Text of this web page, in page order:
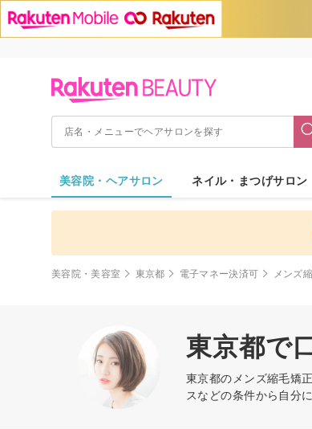
美容院・ヘアサロン ネイル・まつげサロン
美容院・美容室 東京都 電子マネー決済可 メンズ
東京都で
東京都の メンズ縮毛矯正
スなどの条件から自分